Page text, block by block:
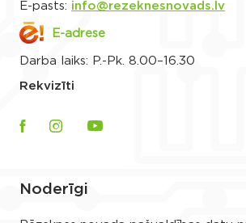
E-pasts: info@rezeknesnovads.lv
E-adrese
Darba laiks: P.-Pk. 8.00–16.30
Rekvizīti
Noderīgi